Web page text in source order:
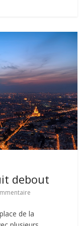
debout
de la